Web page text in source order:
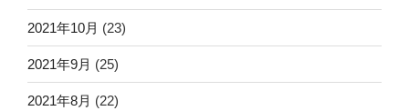
2021年10月 (23)
2021年9月 (25)
2021年8月 (22)